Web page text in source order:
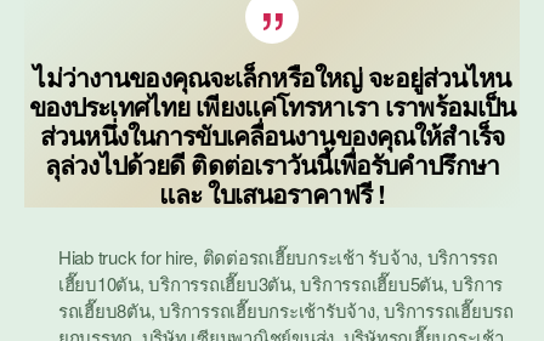
ไม่ว่างานของคุณจะเล็กหรือใหญ่ จะอยู่ส่วนไหน
ของประเทศไทย เพียงแค่โทรหาเรา เราพร้อมเป็น
ส่วนหนึ่งในการขับเคลื่อนงานของคุณให้สำเร็จ
ลุล่วงไปด้วยดี ติดต่อเราวันนี้เพื่อรับคำปรึกษา
และ ใบเสนอราคาฟรี !
Hiab truck for hire, ติดต่อรถเฮี๊ยบกระเช้า รับจ้าง, บริการรถ
เฮี๊ยบ10ตัน,บริการรถเฮี๊ยบ3ตัน,บริการรถเฮี๊ยบ5ตัน,บริการ
รถเฮี๊ยบ8ตัน,บริการรถเฮี๊ยบกระเช้ารับจ้าง,บริการรถเฮี๊ยบรถ